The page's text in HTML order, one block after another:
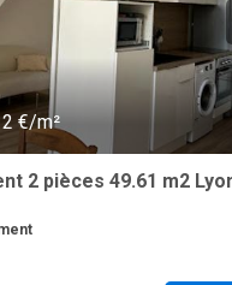
€/m²
2 pièces 49.61 m2